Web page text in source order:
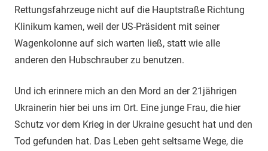
Rettungsfahrzeuge nicht auf die Hauptstraße Richtung
Klinikum kamen, weil der US-Präsident mit seiner
Wagenkolonne auf sich warten ließ, statt wie alle
anderen den Hubschrauber zu benutzen.
Und ich erinnere mich an den Mord an der 21jährigen
Ukrainerin hier bei uns im Ort. Eine junge Frau, die hier
Schutz vor dem Krieg in der Ukraine gesucht hat und den
Tod gefunden hat. Das Leben geht seltsame Wege, die